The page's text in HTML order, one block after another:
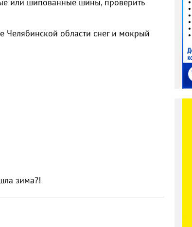
или шипованные шины, проверить
Челябинской области снег и мокрый
зима?!